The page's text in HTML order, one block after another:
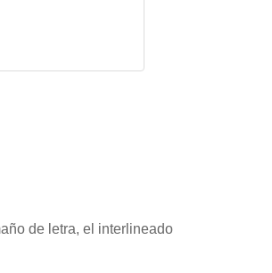
de letra, el interlineado